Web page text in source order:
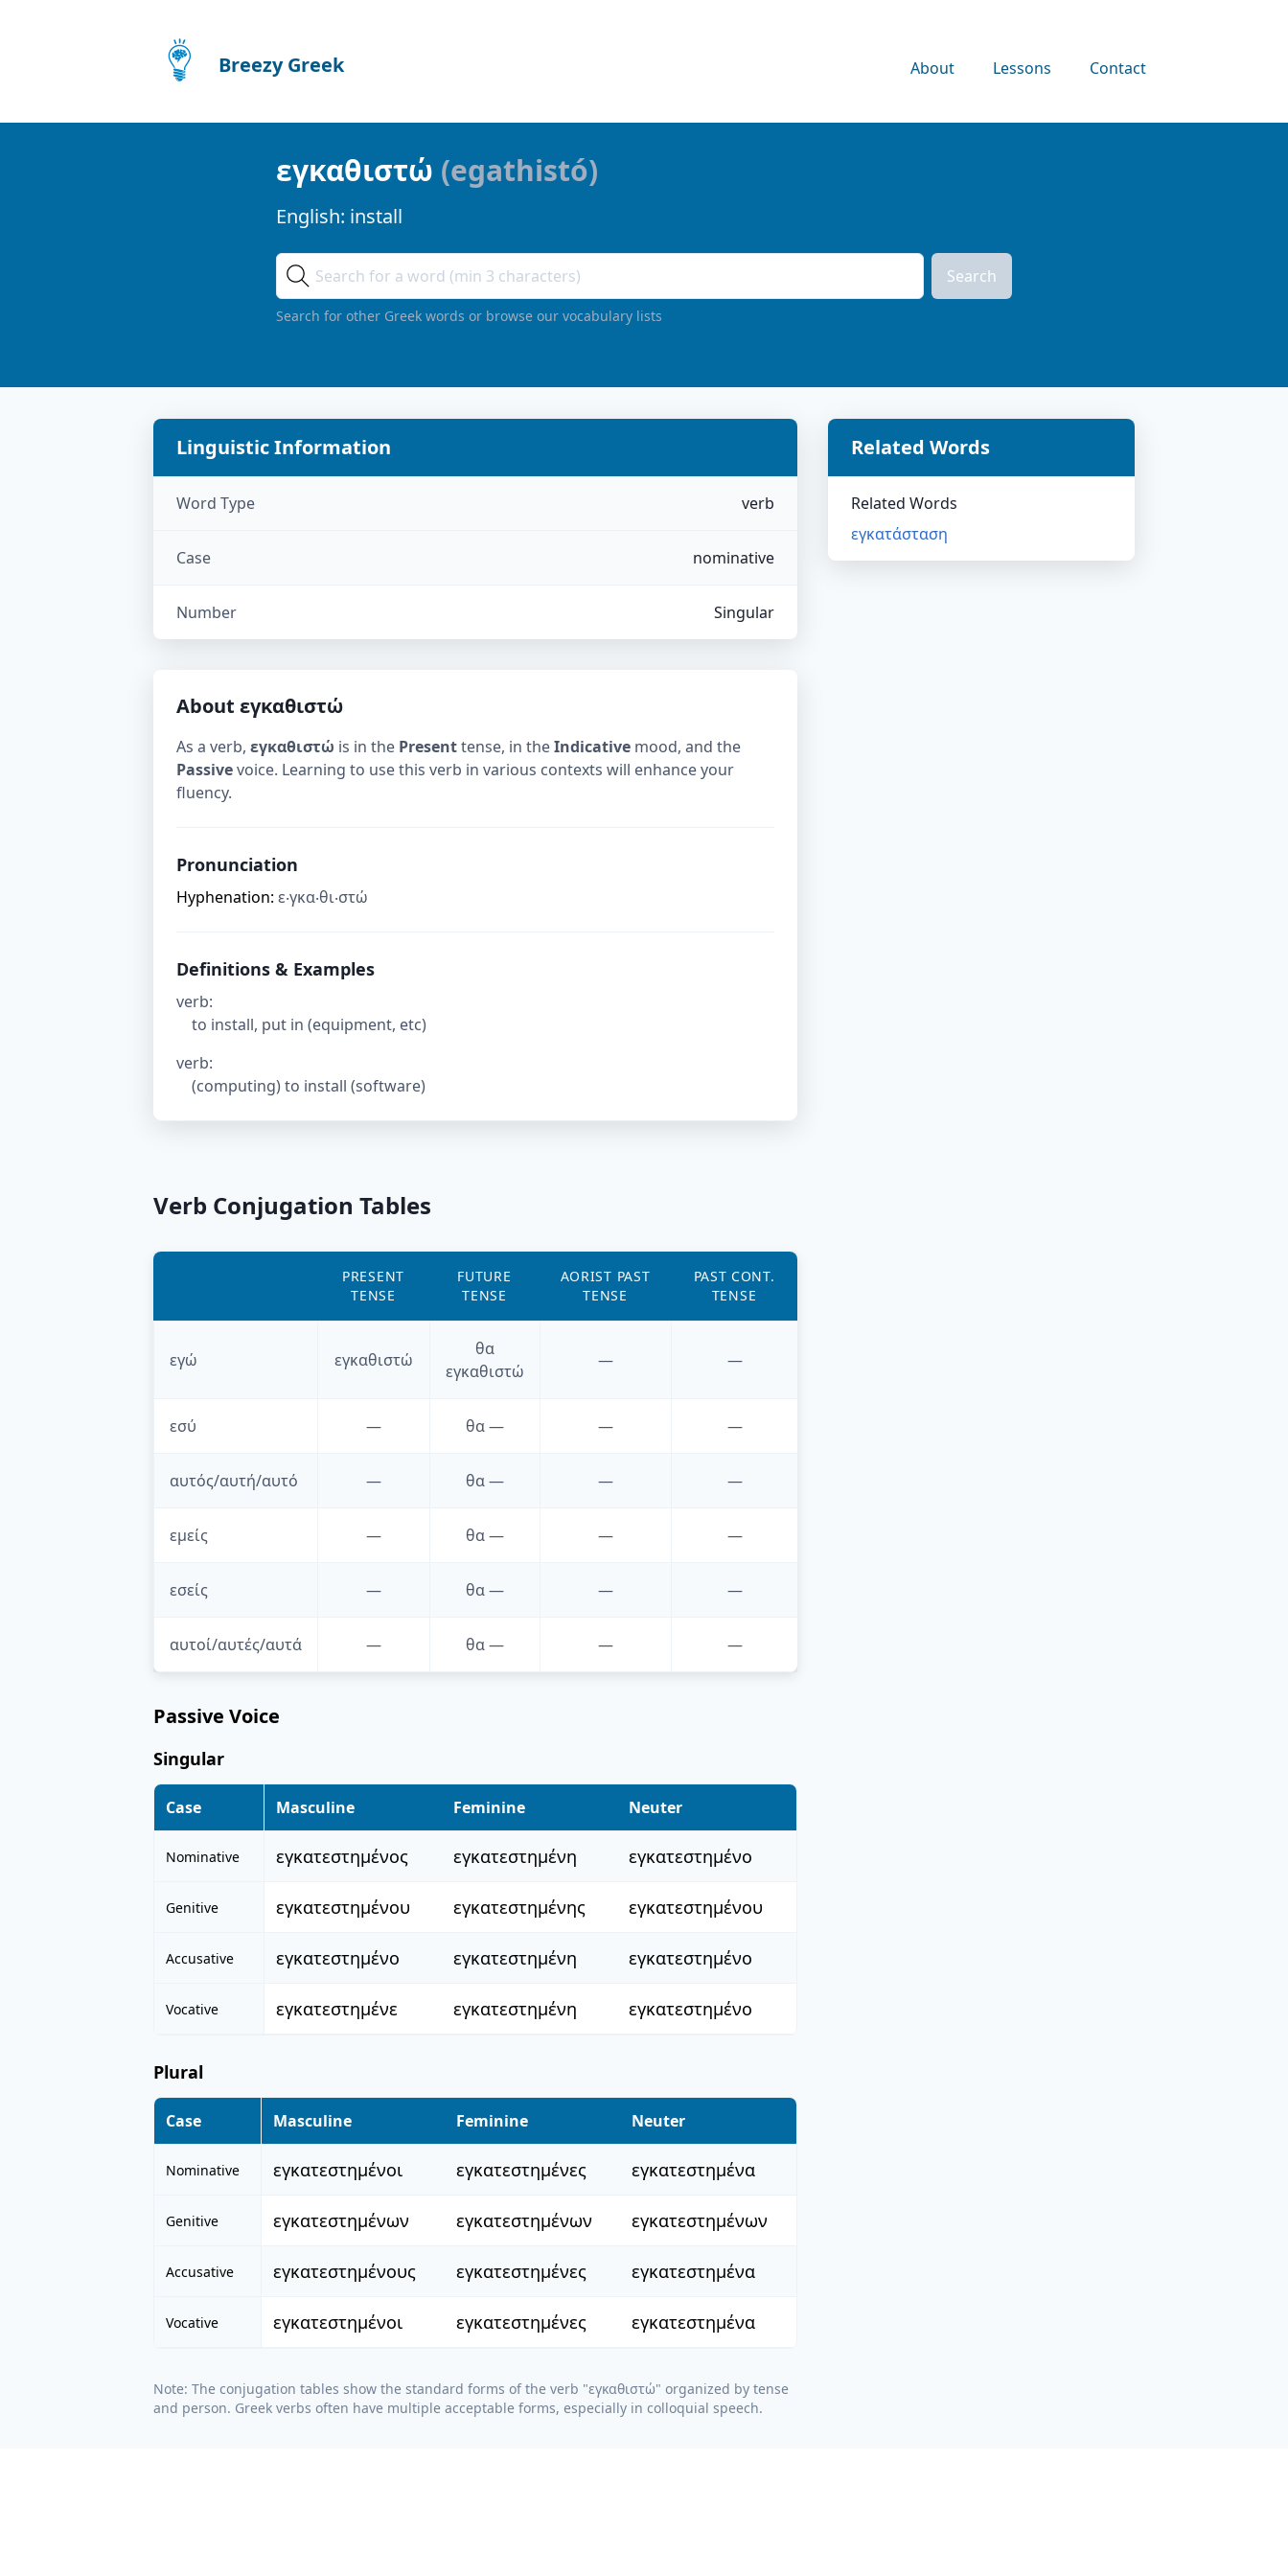
Breezy Greek About Lessons Contact
εγκαθιστώ (egathistó)
English: install
Search
Search for other Greek words or browse our vocabulary lists
Linguistic Information
Word Type verb
Case nominative
Number Singular
About εγκαθιστώ
As a verb, εγκαθιστώ is in the Presenttense, in theIndicative mood, and the
Passivevoice. Learning to use this verb in various contexts will enhance your
fluency.
Pronunciation
Hyphenation: ε‧γκα‧θι‧στώ
Definitions & Examples
verb:
to install, put in (equipment, etc)
verb:
(computing) to install (software)
Verb Conjugation Tables
PRESENT
TENSE
FUTURE
TENSE
AORIST PAST
TENSE
PAST CONT.
TENSE
εγώ εγκαθιστώ
θα
εγκαθιστώ
— —
εσύ — θα— — —
αυτός/αυτή/αυτό — θα— — —
εμείς — θα— — —
εσείς — θα— — —
αυτοί/αυτές/αυτά — θα— — —
Passive Voice
Singular
Case Masculine Feminine Neuter
Nominative εγκατεστημένος εγκατεστημένη εγκατεστημένο
Genitive εγκατεστημένου εγκατεστημένης εγκατεστημένου
Accusative εγκατεστημένο εγκατεστημένη εγκατεστημένο
Vocative εγκατεστημένε εγκατεστημένη εγκατεστημένο
Plural
Case Masculine Feminine Neuter
Nominative εγκατεστημένοι εγκατεστημένες εγκατεστημένα
Genitive εγκατεστημένων εγκατεστημένων εγκατεστημένων
Accusative εγκατεστημένους εγκατεστημένες εγκατεστημένα
Vocative εγκατεστημένοι εγκατεστημένες εγκατεστημένα
Note: The conjugation tables show the standard forms of the verb "εγκαθιστώ" organized by tense
and person. Greek verbs often have multiple acceptable forms, especially in colloquial speech.
Related Words
Related Words
εγκατάσταση